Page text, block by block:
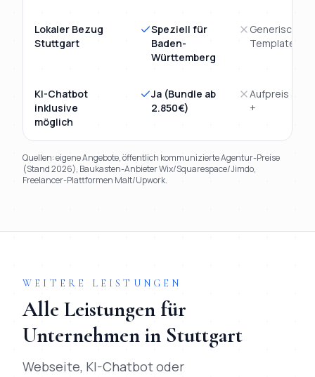
Lokaler Bezug
Stuttgart
Speziell für
Baden-
Württemberg
Generisches
Template
KI-Chatbot
inklusive
möglich
Ja (Bundle ab
2.850€)
Aufpreis
+
Quellen: eigene Angebote, öffentlich kommunizierte Agentur-Preise
(Stand 2026), Baukasten-Anbieter Wix/Squarespace/Jimdo,
Freelancer-Plattformen Malt/Upwork.
WEITERE LEISTUNGEN
Alle Leistungen für
Unternehmen in Stuttgart
Webseite, KI-Chatbot oder